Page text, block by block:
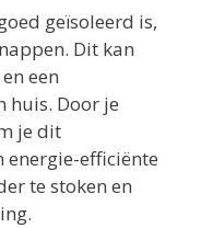
geïsoleerd is,
Dit kan
een
huis. Door je
je dit
energie-efficiënte
te stoken en